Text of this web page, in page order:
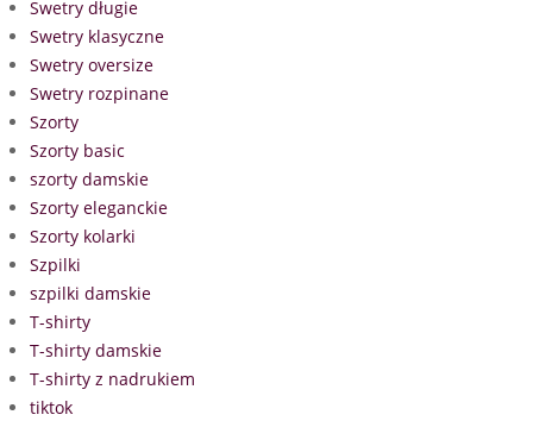
Swetry długie
Swetry klasyczne
Swetry oversize
Swetry rozpinane
Szorty
Szorty basic
szorty damskie
Szorty eleganckie
Szorty kolarki
Szpilki
szpilki damskie
T-shirty
T-shirty damskie
T-shirty z nadrukiem
tiktok